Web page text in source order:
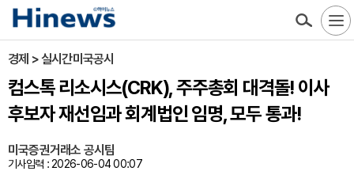
경제 > 실시간미국공시
컴스톡 리소시스(CRK), 주주총회 대격돌! 이사
후보자 재선임과 회계법인 임명, 모두 통과!
미국증권거래소 공시팀
기사입력 : 2026-06-04 00:07